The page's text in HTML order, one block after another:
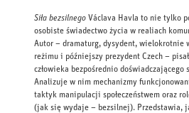
Siła bezsilnego Václava Havla to nie tylko
osobiste świadectwo życia w realiach
Autor – dramaturg, dysydent, wielokrotnie
reżimu i późniejszy prezydent Czech –
człowieka bezpośrednio
Analizuje w nim mechanizmy
taktyk manipulacji społeczeństwem oraz
(jak się wydaje – bezsilnej). Przedstawia,